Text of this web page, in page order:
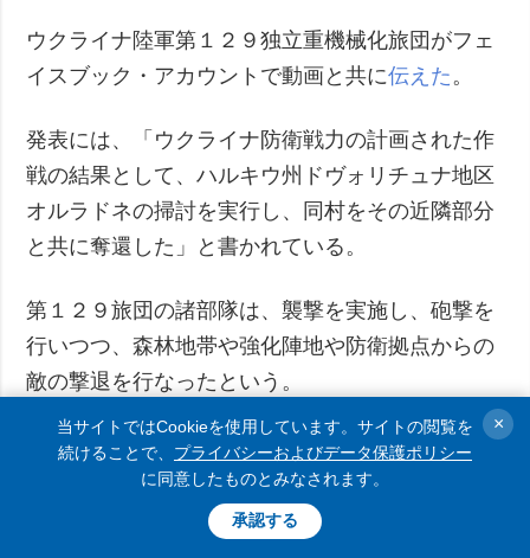
ウクライナ陸軍第１２９独立重機械化旅団がフェ
イスブック・アカウントで動画と共に伝えた。
発表には、「ウクライナ防衛戦力の計画された作
戦の結果として、ハルキウ州ドヴォリチュナ地区
オルラドネの掃討を実行し、同村をその近隣部分
と共に奪還した」と書かれている。
第１２９旅団の諸部隊は、襲撃を実施し、砲撃を
行いつつ、森林地帯や強化陣地や防衛拠点からの
敵の撃退を行なったという。
当サイトではCookieを使用しています。サイトの閲覧を
続けることで、 プライバシーおよびデータ保護ポリシー
に同意したものとみなされます。
承認する
×